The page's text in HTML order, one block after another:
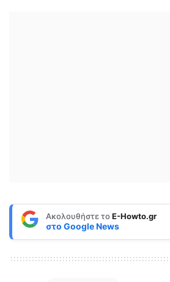
Ακολουθήστε τοE-Howto.gr
στο Google News